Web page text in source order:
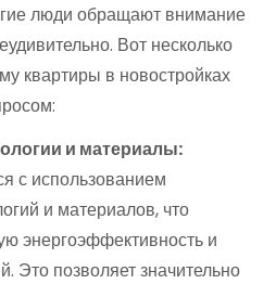
люди обращают внимание
Вот несколько
квартиры в новостройках
и материалы:
с использованием
и материалов, что
энергоэффективность и
Это позволяет значительно